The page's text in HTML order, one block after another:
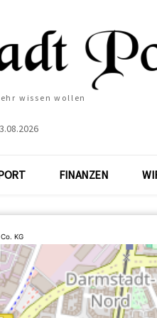
wissen wollen
FINANZEN
KG